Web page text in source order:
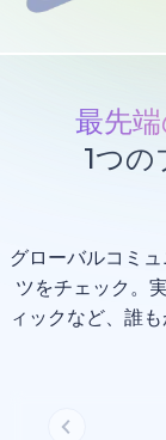
最先
1つ
グローバルコミ
ツをチェック。
ィックなど、誰